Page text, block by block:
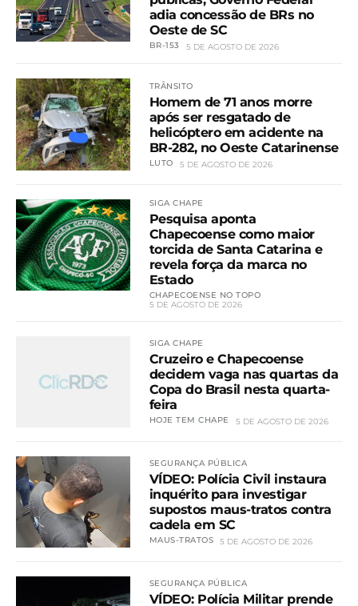
adia concessão de BRs no
Oeste de SC
BR-153 5 DE AGOSTO DE 2026
TRÂNSITO
Homem de 71 anos morre
após ser resgatado de
helicóptero em acidente na
BR-282, no Oeste Catarinense
LUTO 5 DE AGOSTO DE 2026
SIGA CHAPE
Pesquisa aponta
Chapecoense como maior
torcida de Santa Catarina e
revela força da marca no
Estado
CHAPECOENSE NO TOPO
5 DE AGOSTO DE 2026
SIGA CHAPE
Cruzeiro e Chapecoense
decidem vaga nas quartas da
Copa do Brasil nesta quarta-
feira
HOJE TEM CHAPE 5 DE AGOSTO DE 2026
SEGURANÇA PÚBLICA
VÍDEO: Polícia Civil instaura
inquérito para investigar
supostos maus-tratos contra
cadela em SC
MAUS-TRATOS 5 DE AGOSTO DE 2026
SEGURANÇA PÚBLICA
VÍDEO: Polícia Militar prende